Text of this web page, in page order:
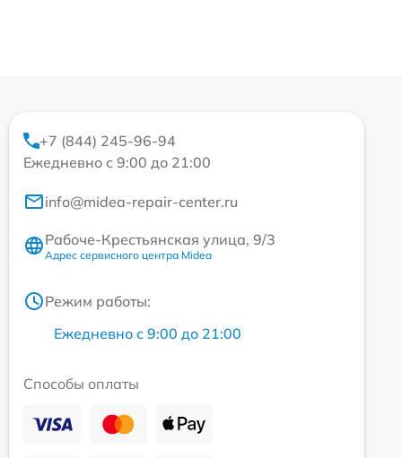
+7 (844) 245-96-94
Ежедневно с 9:00 до 21:00
info@midea-repair-center.ru
Рабоче-Крестьянская улица, 9/3
Адрес сервисного центра Midea
Режим работы:
Ежедневно с 9:00 до 21:00
Способы оплаты